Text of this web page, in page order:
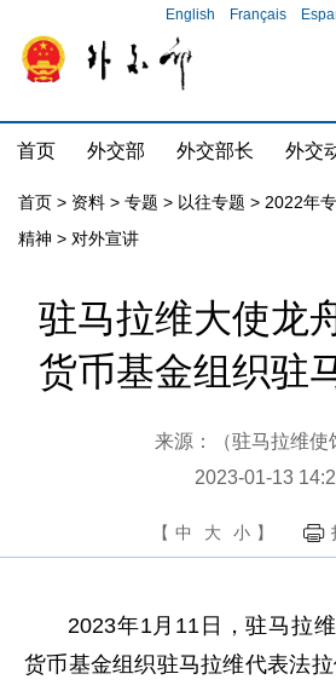
English Français
首页 外交部 外交部长 外交
首页 > 资料 > 专题 > 以往专题 > 2022年
精神 > 对外宣讲
驻马拉维大使龙
货币基金组织驻
来源：（驻马拉维
2023-01-13
【 中 大 小 】
2023年1月11日，驻马拉
货币基金组织驻马拉维代表法